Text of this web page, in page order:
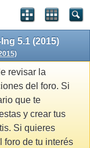
5.1 (2015)
revisar la
del foro. Si
que te
y crear tus
Si quieres
foro de tu interés